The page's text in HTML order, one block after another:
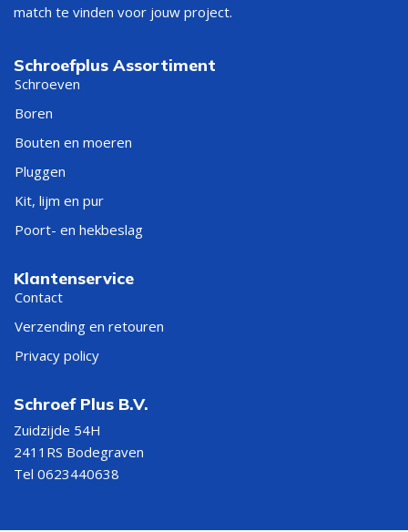
match te vinden voor jouw project.
Schroefplus Assortiment
Schroeven
Boren
Bouten en moeren
Pluggen
Kit, lijm en pur
Poort- en hekbeslag
Klantenservice
Contact
Verzending en retouren
Privacy policy
Schroef Plus B.V.
Zuidzijde 54H
2411RS Bodegraven
Tel 0623440638